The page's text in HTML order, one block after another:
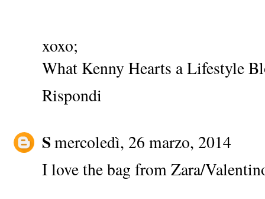
xoxo;
What Kenny Hearts aLifestyle
Rispondi
Smercoledì, 26 marzo, 2014
I love the bag from Zara/